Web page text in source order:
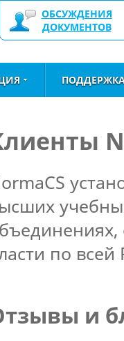
ОБСУЖДЕНИЯ
ДОКУМЕНТОВ
по всей
и